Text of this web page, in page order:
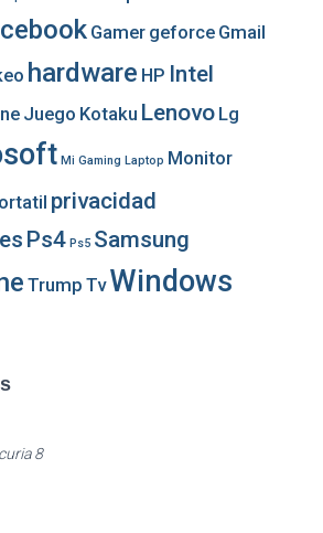
Gamer geforce Gmail
hardware HP Intel
Juego Kotaku Lenovo Lg
Mi Gaming Laptop Monitor
privacidad
Ps4 Ps5 Samsung
Trump Tv Windows
8